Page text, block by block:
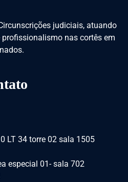
judiciais, atuando
nas cortês em
LT 34 torre 02 sala 1505
especial 01- sala 702